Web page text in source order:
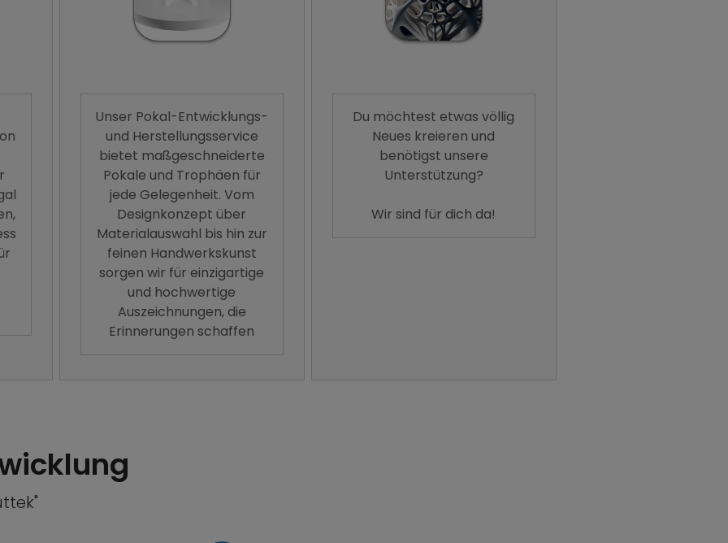
Unser Pokal-Entwicklungs-
und Herstellungsservice
bietet maßgeschneiderte
Pokale und Trophäen für
jede Gelegenheit. Vom
Designkonzept über
Materialauswahl bis hin zur
feinen Handwerkskunst
sorgen wir für einzigartige
und hochwertige
Auszeichnungen, die
Erinnerungen schaffen
Du möchtest etwas völlig
Neues kreieren und
benötigst unsere
Unterstützung?
Wir sind für dich da!